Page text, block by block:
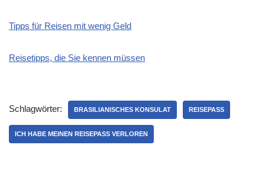
Tipps für Reisen mit wenig Geld
Reisetipps, die Sie kennen müssen
Schlagwörter: BRASILIANISCHES KONSULAT REISEPASS
ICH HABE MEINEN REISEPASS VERLOREN